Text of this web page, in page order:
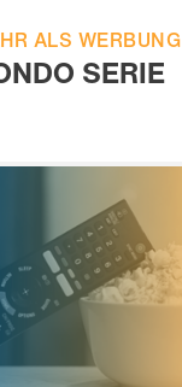
ALS WERBUNG
SERIE